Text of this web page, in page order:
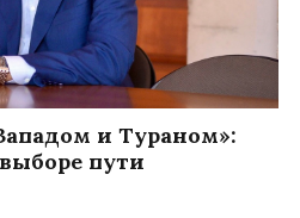
и Тураном»:
пути